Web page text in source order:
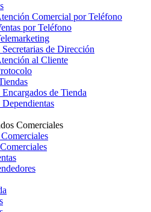
Comercial por Teléfono
por Teléfono
de Dirección
al Cliente
de Tienda
Comerciales